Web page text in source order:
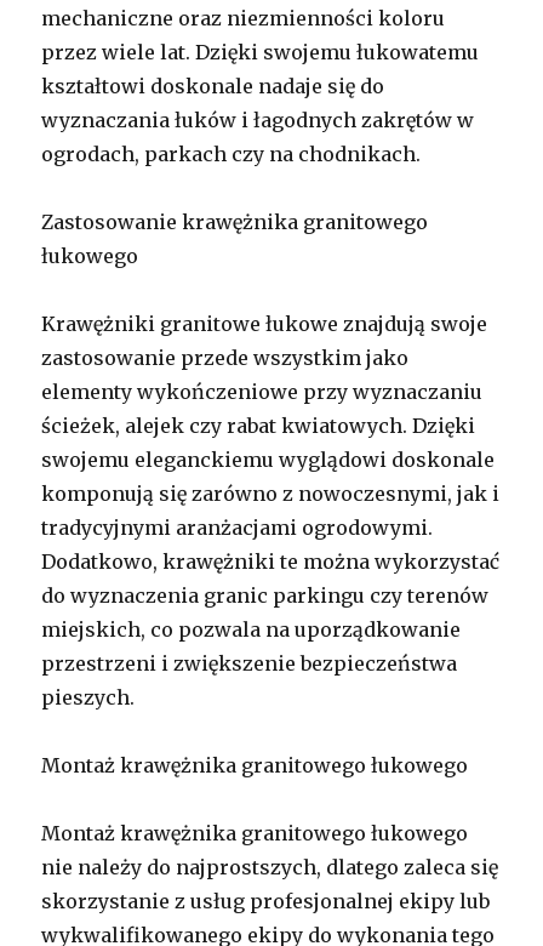
mechaniczne oraz niezmienności koloru
przez wiele lat. Dzięki swojemu łukowatemu
kształtowi doskonale nadaje się do
wyznaczania łuków i łagodnych zakrętów w
ogrodach, parkach czy na chodnikach.
Zastosowanie krawężnika granitowego
łukowego
Krawężniki granitowe łukowe znajdują swoje
zastosowanie przede wszystkim jako
elementy wykończeniowe przy wyznaczaniu
ścieżek, alejek czy rabat kwiatowych. Dzięki
swojemu eleganckiemu wyglądowi doskonale
komponują się zarówno z nowoczesnymi, jak i
tradycyjnymi aranżacjami ogrodowymi.
Dodatkowo, krawężniki te można wykorzystać
do wyznaczenia granic parkingu czy terenów
miejskich, co pozwala na uporządkowanie
przestrzeni i zwiększenie bezpieczeństwa
pieszych.
Montaż krawężnika granitowego łukowego
Montaż krawężnika granitowego łukowego
nie należy do najprostszych, dlatego zaleca się
skorzystanie z usług profesjonalnej ekipy lub
wykwalifikowanego ekipy do wykonania tego